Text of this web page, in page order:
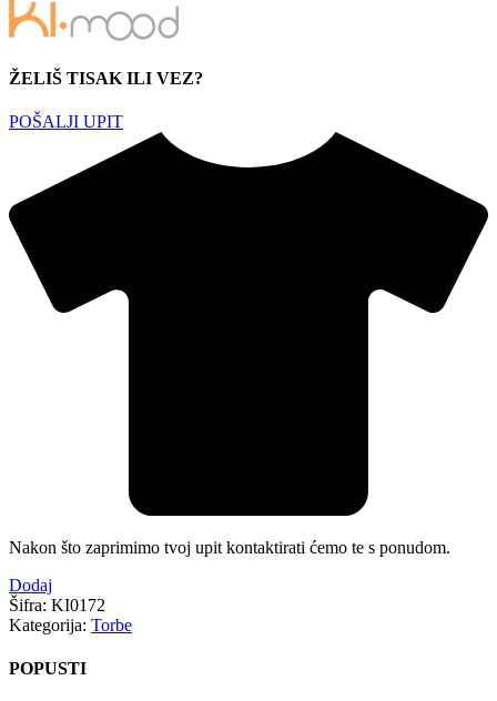
ŽELIŠ TISAK ILI VEZ?
POŠALJI UPIT
Nakon što zaprimimo tvoj upit kontaktirati ćemo te s ponudom.
Dodaj
Šifra: KI0172
Kategorija: Torbe
POPUSTI